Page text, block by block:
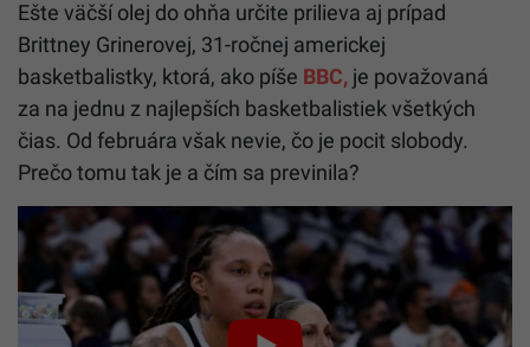
Ešte väčší olej do ohňa určite prilieva aj prípad
Brittney Grinerovej, 31-ročnej americkej
basketbalistky, ktorá, ako píše BBC, je považovaná
za na jednu z najlepších basketbalistiek všetkých
čias. Od februára však nevie, čo je pocit slobody.
Prečo tomu tak je a čím sa previnila?